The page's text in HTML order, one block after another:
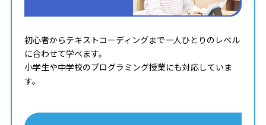
初心者からテキストコーディングまで一人ひとりのレベル
に合わせて学べます。
小学生や中学校のプログラミング授業にも対応していま
す。